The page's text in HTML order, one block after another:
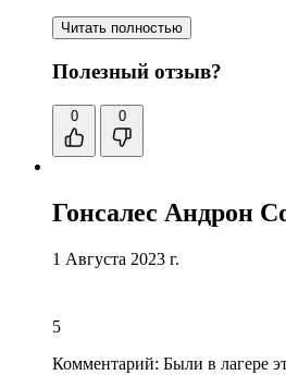
Читать полностью
Полезный отзыв?
0 0
Гонсалес Андрон
1 Августа 2023 г.
5
Комментарий: Были в лагере